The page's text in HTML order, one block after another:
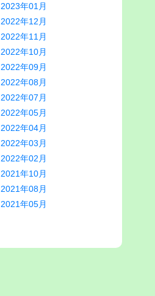
2023年01月
2022年12月
2022年11月
2022年10月
2022年09月
2022年08月
2022年07月
2022年05月
2022年04月
2022年03月
2022年02月
2021年10月
2021年08月
2021年05月